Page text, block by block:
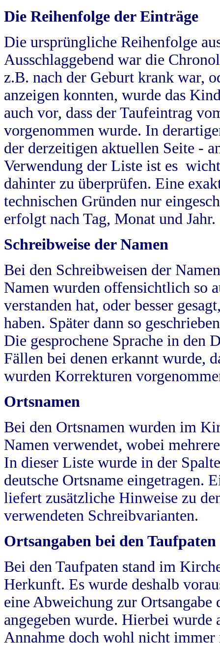
Die Reihenfolge der Einträge
Die ursprüngliche Reihenfolge
Ausschlaggebend war die
z.B. nach der Geburt krank war,
anzeigen konnten, wurde das
auch vor, dass der Taufeintrag
vorgenommen wurde. In
der derzeitigen aktuellen Seite -
Verwendung der Liste ist es
dahinter zu überprüfen. Eine
technischen Gründen nur
erfolgt nach Tag, Monat und Jahr.
Schreibweise der Namen
Bei den Schreibweisen der
Namen wurden offensichtlich so
verstanden hat, oder besser
haben. Später dann so
Die gesprochene Sprache in
Fällen bei denen erkannt wurde,
wurden Korrekturen
Ortsnamen
Bei den Ortsnamen wurden im
Namen verwendet, wobei
In dieser Liste wurde in der
deutsche Ortsname eingetragen.
liefert zusätzliche Hinweise zu
verwendeten Schreibvarianten.
Ortsangaben bei den Taufpaten
Bei den Taufpaten stand im
Herkunft. Es wurde deshalb
eine Abweichung zur
angegeben wurde. Hierbei wurde
Annahme doch wohl nicht